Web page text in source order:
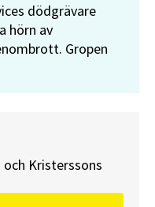
dödgrävare
hörn av
Gropen
Kristerssons